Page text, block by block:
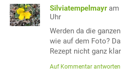
Silviatempelmayr am
Uhr
Werden da die
wie auf dem Foto?
Rezept nicht ganz
Auf Kommentar antworten